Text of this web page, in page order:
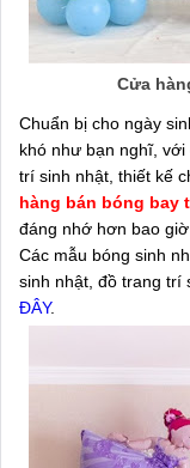
Cửa
Chuẩn bị cho ngày
khó như bạn nghĩ,
trí sinh nhật, thiết kế
hàng bán bóng bay
đáng nhớ hơn bao giờ
Các mẫu bóng sinh
sinh nhật, đồ trang trí
ĐÂY.